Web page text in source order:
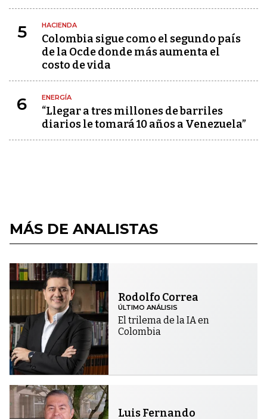
5 HACIENDA
Colombia sigue como el segundo país
de la Ocde donde más aumenta el
costo de vida
6 ENERGÍA
“Llegar a tres millones de barriles
diarios le tomará 10 años a Venezuela”
MÁS DE ANALISTAS
Rodolfo Correa
ÚLTIMO ANÁLISIS
El trilema de la IA en
Colombia
Luis Fernando